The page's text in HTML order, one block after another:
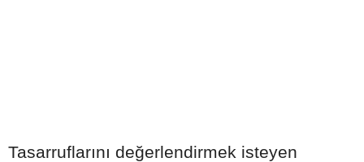
Tasarruflarını değerlendirmek isteyen